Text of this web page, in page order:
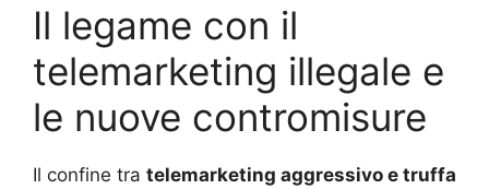
Il legame con il
telemarketing illegale e
le nuove contromisure
Il confine tra telemarketing aggressivo e truffa